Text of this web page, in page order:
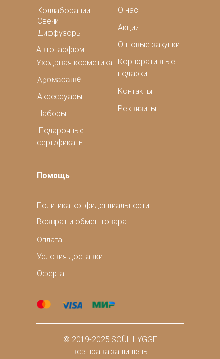
Коллаборации
Свечи
Диффузоры
Автопарфюм
Аромасаше
Аксессуары
Наборы
Подарочные
сертификаты
О нас
Акции
Оптовые закупки
Корпоративные
подарки
Контакты
Реквизиты
Помощь
Политика конфиденциальности
Возврат и обмен товара
Оплата
Условия доставки
Оферта
© 2019-2025 SOÛL HYGGE
все права защищены
Уходовая косметика